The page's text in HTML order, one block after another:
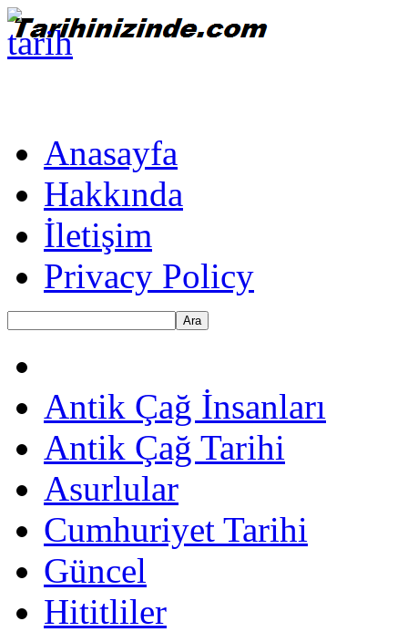
Anasayfa
Hakkında
İletişim
Privacy Policy
Ara
Antik Çağ İnsanları
Antik Çağ Tarihi
Asurlular
Cumhuriyet Tarihi
Güncel
Hititliler